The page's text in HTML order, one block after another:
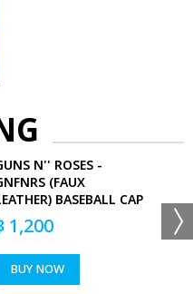
N'' ROSES -
(FAUX
BASEBALL CAP
1,200
BUY NOW